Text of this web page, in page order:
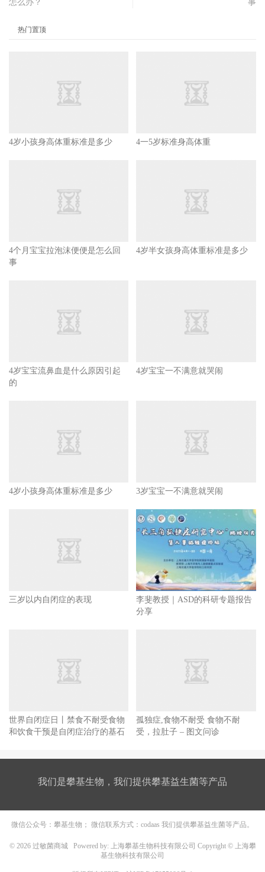
怎么办？
事
热门置顶
4岁小孩身高体重标准是多少 4一5岁标准身高体重
4个月宝宝拉泡沫便便是怎么回
事
4岁半女孩身高体重标准是多少
4岁宝宝流鼻血是什么原因引起
的
4岁宝宝一不满意就哭闹
4岁小孩身高体重标准是多少 3岁宝宝一不满意就哭闹
三岁以内自闭症的表现
李斐教授｜ASD的科研专题报告
分享
世界自闭症日丨禁食不耐受食物
和饮食干预是自闭症治疗的基石
孤独症,食物不耐受 食物不耐
受，拉肚子 – 图文问诊
我们是攀基生物，我们提供攀基益生菌等产品
微信公众号：攀基生物； 微信联系方式：codaas 我们提供攀基益生菌等产品。
© 2026 过敏菌商城 Powered by: 上海攀基生物科技有限公司 Copyright © 上海攀
基生物科技有限公司